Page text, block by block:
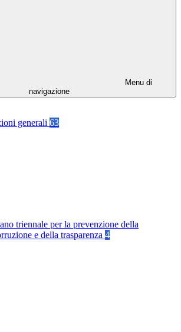
Menu di
navigazione
generali 63
triennale per la prevenzione della
e della trasparenza 4